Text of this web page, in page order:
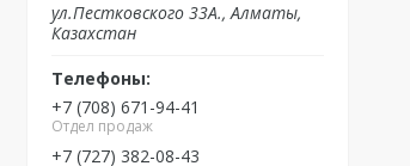
ул.Пестковского 33А., Алматы,
Казахстан
+7 (708) 671-94-41
Отдел продаж
+7 (727) 382-08-43